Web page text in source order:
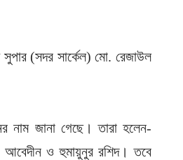
(সদর সার্কেল) মো. রেজাউল
নাম জানা গেছে। তারা হলেন-
ও হুমায়ুনুর রশিদ। তবে